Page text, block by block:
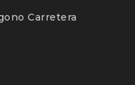
Carretera